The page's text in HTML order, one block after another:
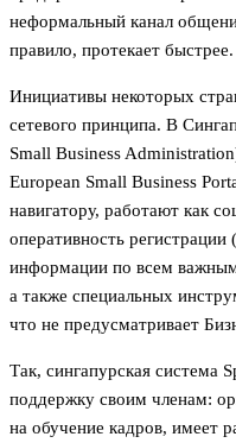
неформальный канал
правило, протекает быстрее.
Инициативы некоторых
сетевого принципа. В
Small Business
European Small Business
навигатору, работают как
оперативность регистрации
информации по всем
а также специальных
что не предусматривает
Так, сингапурская система
поддержку своим членам:
на обучение кадров, имеет